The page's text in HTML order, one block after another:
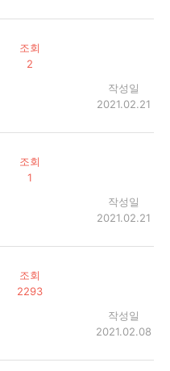
조회
2
작성일
2021.02.21
조회
1
작성일
2021.02.21
조회
2293
작성일
2021.02.08